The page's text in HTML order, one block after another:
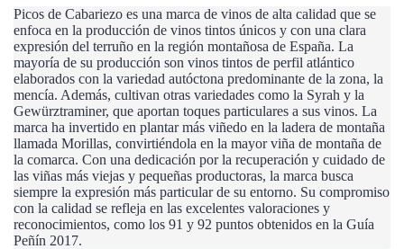
Picos de Cabariezo es una marca de vinos de alta calidad que se
enfoca en la producción de vinos tintos únicos y con una clara
expresión del terruño en la región montañosa de España. La
mayoría de su producción son vinos tintos de perfil atlántico
elaborados con la variedad autóctona predominante de la zona, la
mencía. Además, cultivan otras variedades como la Syrah y la
Gewürztraminer, que aportan toques particulares a sus vinos. La
marca ha invertido en plantar más viñedo en la ladera de montaña
llamada Morillas, convirtiéndola en la mayor viña de montaña de
la comarca. Con una dedicación por la recuperación y cuidado de
las viñas más viejas y pequeñas productoras, la marca busca
siempre la expresión más particular de su entorno. Su compromiso
con la calidad se refleja en las excelentes valoraciones y
reconocimientos, como los 91 y 92 puntos obtenidos en la Guía
Peñín 2017.